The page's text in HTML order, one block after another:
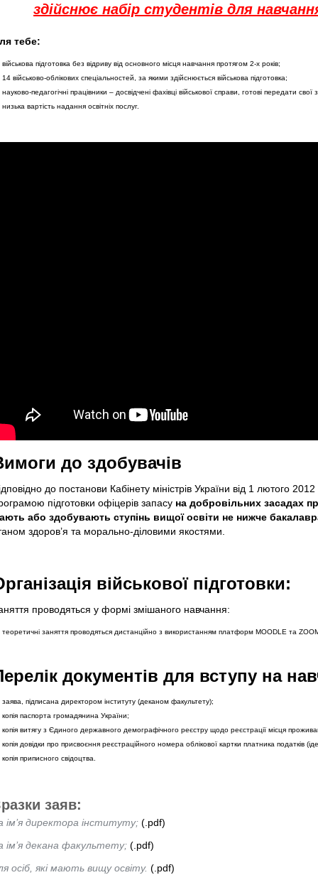
здійснює набір студентів для
тебе:
військова підготовка без відриву від основного місця навчання протягом 2-х років;
14 військово-облікових спеціальностей, за якими здійснюється військова підготовка;
науково-педагогічні працівники – досвідчені фахівці військової справи, готові передати свої
низька вартість надання освітніх послуг.
до здобувачів
до постанови Кабінету міністрів України від 1 лютого
підготовки офіцерів запасу на добровільних засадах
або здобувають ступінь вищої освіти не нижче
здоров’я та морально-діловими якостями.
військової підготовки:
проводяться у формі змішаного навчання:
теоретичні заняття проводяться дистанційно з використанням платформ MOODLE та
документів для вступу на
заява, підписана директором інституту (деканом факультету);
копія паспорта громадянина України;
копія витягу з Єдиного державного демографічного реєстру щодо реєстрації місця
копія довідки про присвоєння реєстраційного номера облікової картки платника податків
копія приписного свідоцтва.
заяв:
ім’я директора інституту; (.pdf)
ім’я декана факультету; (.pdf)
осіб, які мають вищу освіту. (.pdf)